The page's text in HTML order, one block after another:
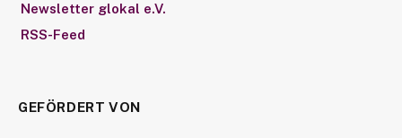
Newsletter glokal e.V.
RSS-Feed
GEFÖRDERT VON